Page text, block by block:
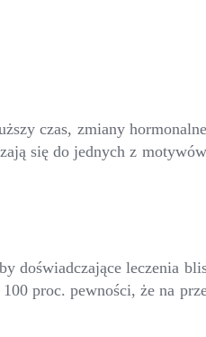
czas, zmiany
się do jednych z
doświadczające leczenia
proc. pewności, że na